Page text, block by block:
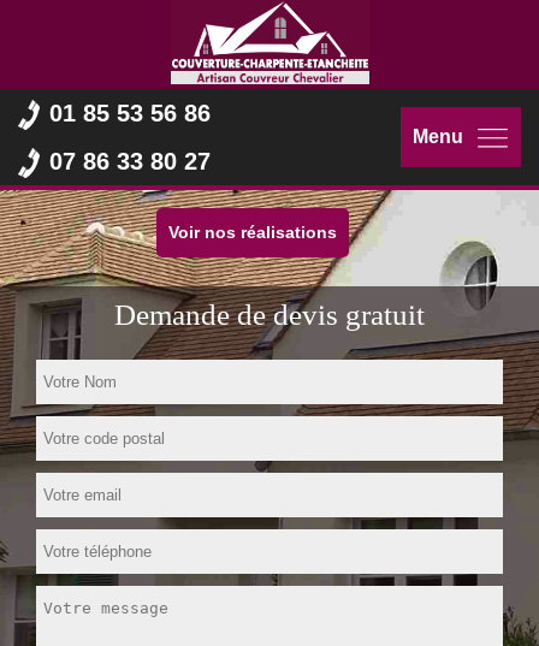
01 85 53 56 86
07 86 33 80 27
Menu
Voir nos réalisations
Demande de devis gratuit